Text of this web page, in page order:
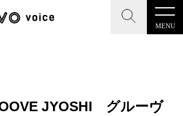
MENU
CLOSE
CLOSE
する”音楽特化メディア
JYOSHI グルーヴ